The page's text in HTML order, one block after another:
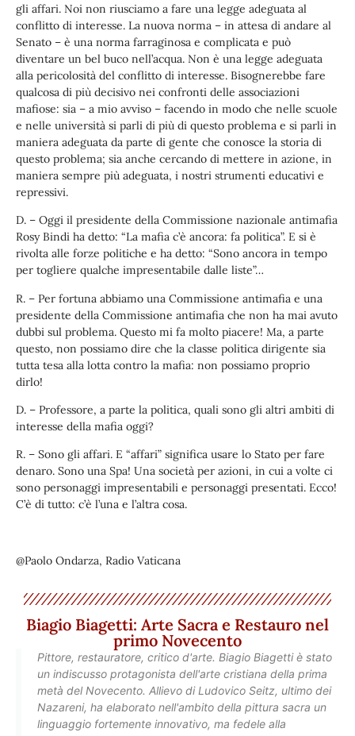
gli affari. Noi non riusciamo a fare una legge adeguata al
conflitto di interesse. La nuova norma – in attesa di andare al
Senato – è una norma farraginosa e complicata e può
diventare un bel buco nell’acqua. Non è una legge adeguata
alla pericolosità del conflitto di interesse. Bisognerebbe fare
qualcosa di più decisivo nei confronti delle associazioni
mafiose: sia – a mio avviso – facendo in modo che nelle scuole
e nelle università si parli di più di questo problema e si parli in
maniera adeguata da parte di gente che conosce la storia di
questo problema; sia anche cercando di mettere in azione, in
maniera sempre più adeguata, i nostri strumenti educativi e
repressivi.
D. – Oggi il presidente della Commissione nazionale antimafia
Rosy Bindi ha detto: “La mafia c’è ancora: fa politica”. E si è
rivolta alle forze politiche e ha detto: “Sono ancora in tempo
per togliere qualche impresentabile dalle liste”…
R. – Per fortuna abbiamo una Commissione antimafia e una
presidente della Commissione antimafia che non ha mai avuto
dubbi sul problema. Questo mi fa molto piacere! Ma, a parte
questo, non possiamo dire che la classe politica dirigente sia
tutta tesa alla lotta contro la mafia: non possiamo proprio
dirlo!
D. – Professore, a parte la politica, quali sono gli altri ambiti di
interesse della mafia oggi?
R. – Sono gli affari. E “affari” significa usare lo Stato per fare
denaro. Sono una Spa! Una società per azioni, in cui a volte ci
sono personaggi impresentabili e personaggi presentati. Ecco!
C’è di tutto: c’è l’una e l’altra cosa.
@Paolo Ondarza, Radio Vaticana
Biagio Biagetti: Arte Sacra e Restauro nel
primo Novecento
Pittore, restauratore, critico d'arte. Biagio Biagetti è stato
un indiscusso protagonista dell'arte cristiana della prima
metà del Novecento. Allievo di Ludovico Seitz, ultimo dei
Nazareni, ha elaborato nell'ambito della pittura sacra un
linguaggio fortemente innovativo, ma fedele alla